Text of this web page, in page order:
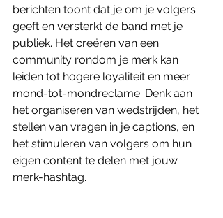
berichten toont dat je om je volgers
geeft en versterkt de band met je
publiek. Het creëren van een
community rondom je merk kan
leiden tot hogere loyaliteit en meer
mond-tot-mondreclame. Denk aan
het organiseren van wedstrijden, het
stellen van vragen in je captions, en
het stimuleren van volgers om hun
eigen content te delen met jouw
merk-hashtag.